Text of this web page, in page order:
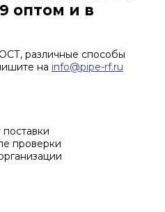
оптом и в
различные способы
на info@pipe-rf.ru
проверки